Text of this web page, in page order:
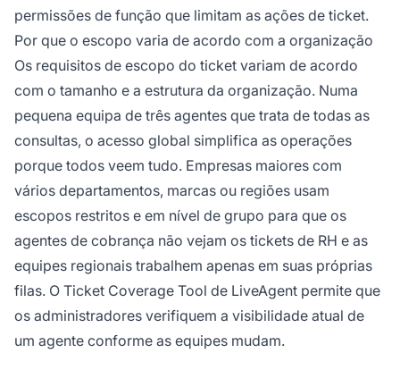
permissões de função que limitam as ações de ticket.
Por que o escopo varia de acordo com a organização
Os requisitos de escopo do ticket variam de acordo
com o tamanho e a estrutura da organização. Numa
pequena equipa de três agentes que trata de todas as
consultas, o acesso global simplifica as operações
porque todos veem tudo. Empresas maiores com
vários departamentos, marcas ou regiões usam
escopos restritos e em nível de grupo para que os
agentes de cobrança não vejam os tickets de RH e as
equipes regionais trabalhem apenas em suas próprias
filas. O Ticket Coverage Tool de LiveAgent permite que
os administradores verifiquem a visibilidade atual de
um agente conforme as equipes mudam.